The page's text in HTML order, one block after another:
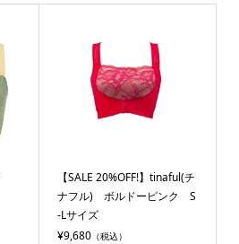
【SALE 20%OFF!】tinaful(チ
ナフル) ボルドーピンク S
-Lサイズ
¥9,680（税込）